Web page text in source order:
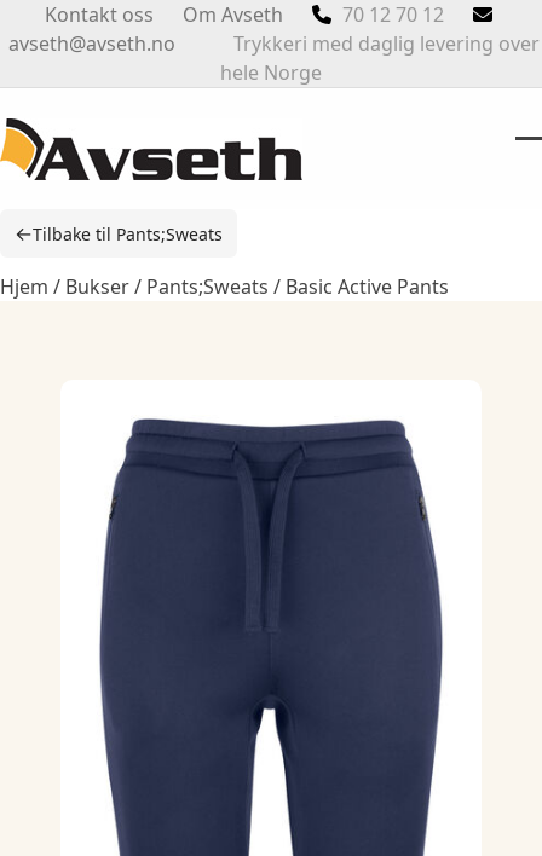
to
Kontakt oss Om Avseth
70 12 70 12
avseth@avseth.no Trykkeri med daglig levering over
hele Norge
←Tilbake til Pants;Sweats
Hjem / Bukser/ Pants;Sweats / Basic Active Pants